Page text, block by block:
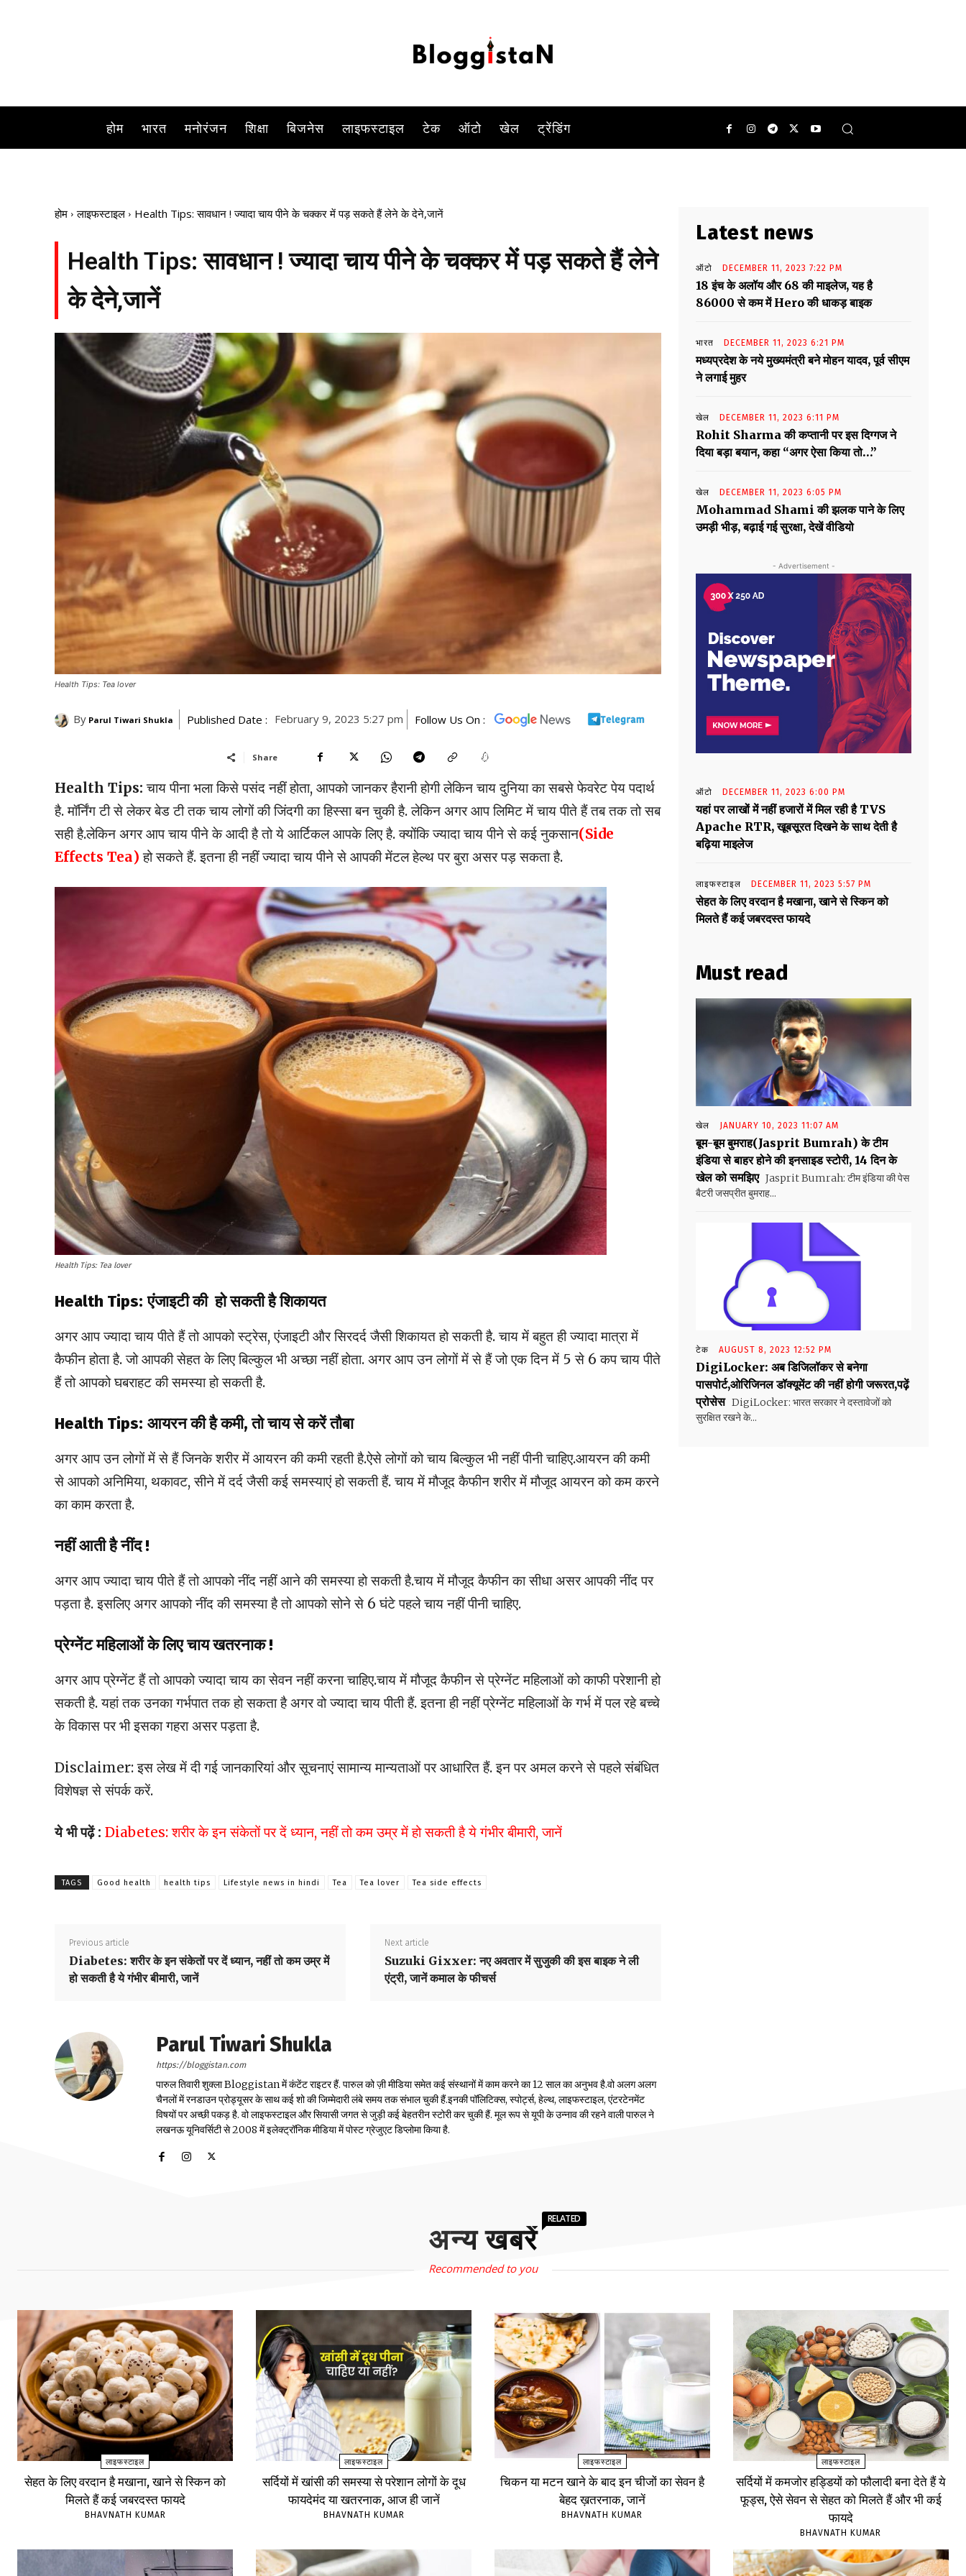
होम भारत मनोरंजन शिक्षा बिजनेस लाइफस्टाइल टेक ऑटो खेल ट्रेंडिंग
होम लाइफस्टाइल Health Tips: सावधान ! ज्यादा चाय पीने के चक्कर में पड़ सकते हैं लेने के देने,जानें
Health Tips: सावधान ! ज्यादा चाय पीने के चक्कर में पड़ सकते हैं लेने
के देने,जानें
Health Tips: Tea lover
By Parul Tiwari Shukla Published Date : February 9, 2023 5:27 pm Follow Us On :
Share
Health Tips: चाय पीना भला किसे पसंद नहीं होता, आपको जानकर हैरानी होगी लेकिन चाय दुनिया का सबसे फेवरेट पेय पदार्थ
है. मॉर्निंग टी से लेकर बेड टी तक चाय लोगों की जिंदगी का हिस्सा बन चुकी है. लेकिन अगर आप लिमिट में चाय पीते हैं तब तक तो सब
सही है.लेकिन अगर आप चाय पीने के आदी है तो ये आर्टिकल आपके लिए है. क्योंकि ज्यादा चाय पीने से कई नुकसान(Side
Effects Tea) हो सकते हैं. इतना ही नहीं ज्यादा चाय पीने से आपकी मेंटल हेल्थ पर बुरा असर पड़ सकता है.
Health Tips: Tea lover
Health Tips: एंजाइटी की हो सकती है शिकायत
अगर आप ज्यादा चाय पीते हैं तो आपको स्ट्रेस, एंजाइटी और सिरदर्द जैसी शिकायत हो सकती है. चाय में बहुत ही ज्यादा मात्रा में
कैफीन होता है. जो आपकी सेहत के लिए बिल्कुल भी अच्छा नहीं होता. अगर आप उन लोगों में से हैं जो एक दिन में 5 से 6 कप चाय पीते
हैं तो आपको घबराहट की समस्या हो सकती है.
Health Tips: आयरन की है कमी, तो चाय से करें तौबा
अगर आप उन लोगों में से हैं जिनके शरीर में आयरन की कमी रहती है.ऐसे लोगों को चाय बिल्कुल भी नहीं पीनी चाहिए.आयरन की कमी
से आपको अनिमिया, थकावट, सीने में दर्द जैसी कई समस्याएं हो सकती हैं. चाय में मौजूद कैफीन शरीर में मौजूद आयरन को कम करने
का काम करता है.
नहीं आती है नींद !
अगर आप ज्यादा चाय पीते हैं तो आपको नींद नहीं आने की समस्या हो सकती है.चाय में मौजूद कैफीन का सीधा असर आपकी नींद पर
पड़ता है. इसलिए अगर आपको नींद की समस्या है तो आपको सोने से 6 घंटे पहले चाय नहीं पीनी चाहिए.
प्रेग्नेंट महिलाओं के लिए चाय खतरनाक !
अगर आप प्रेग्नेंट हैं तो आपको ज्यादा चाय का सेवन नहीं करना चाहिए.चाय में मौजूद कैफीन से प्रेग्नेंट महिलाओं को काफी परेशानी हो
सकती है. यहां तक उनका गर्भपात तक हो सकता है अगर वो ज्यादा चाय पीती हैं. इतना ही नहीं प्रेग्नेंट महिलाओं के गर्भ में पल रहे बच्चे
के विकास पर भी इसका गहरा असर पड़ता है.
Disclaimer: इस लेख में दी गई जानकारियां और सूचनाएं सामान्य मान्यताओं पर आधारित हैं. इन पर अमल करने से पहले संबंधित
विशेषज्ञ से संपर्क करें.
ये भी पढ़ें : Diabetes: शरीर के इन संकेतों पर दें ध्यान, नहीं तो कम उम्र में हो सकती है ये गंभीर बीमारी, जानें
TAGS Good health health tips Lifestyle news in hindi Tea Tea lover Tea side effects
Previous article
Diabetes: शरीर के इन संकेतों पर दें ध्यान, नहीं तो कम उम्र में
हो सकती है ये गंभीर बीमारी, जानें
Next article
Suzuki Gixxer: नए अवतार में सुजुकी की इस बाइक ने ली
एंट्री, जानें कमाल के फीचर्स
Parul Tiwari Shukla
https://bloggistan.com
पारुल तिवारी शुक्ला Bloggistan में कंटेंट राइटर हैं. पारुल को ज़ी मीडिया समेत कई संस्थानों में काम करने का 12 साल का अनुभव है.वो अलग अलग
चैनलों में रनडाउन प्रोड्यूसर के साथ कई शो की जिम्मेदारी लंबे समय तक संभाल चुकी हैं.इनकी पॉलिटिक्स, स्पोर्ट्स, हेल्थ, लाइफस्टाइल, एंटरटेनमेंट
विषयों पर अच्छी पकड़ है. वो लाइफस्टाइल और सियासी जगत से जुड़ी कई बेहतरीन स्टोरी कर चुकी हैं. मूल रूप से यूपी के उन्नाव की रहने वाली पारुल ने
लखनऊ यूनिवर्सिटी से 2008 में इलेक्ट्रॉनिक मीडिया में पोस्ट ग्रेजुएट डिप्लोमा किया है.
Latest news
ऑटो DECEMBER 11, 2023 7:22 PM
18 इंच के अलॉय और 68 की माइलेज, यह है
86000 से कम में Hero की धाकड़ बाइक
भारत DECEMBER 11, 2023 6:21 PM
मध्यप्रदेश के नये मुख्यमंत्री बने मोहन यादव, पूर्व सीएम
ने लगाई मुहर
खेल DECEMBER 11, 2023 6:11 PM
Rohit Sharma की कप्तानी पर इस दिग्गज ने
दिया बड़ा बयान, कहा “अगर ऐसा किया तो…”
खेल DECEMBER 11, 2023 6:05 PM
Mohammad Shami की झलक पाने के लिए
उमड़ी भीड़, बढ़ाई गई सुरक्षा, देखें वीडियो
- Advertisement -
ऑटो DECEMBER 11, 2023 6:00 PM
यहां पर लाखों में नहीं हजारों में मिल रही है TVS
Apache RTR, खूबसूरत दिखने के साथ देती है
बढ़िया माइलेज
लाइफस्टाइल DECEMBER 11, 2023 5:57 PM
सेहत के लिए वरदान है मखाना, खाने से स्किन को
मिलते हैं कई जबरदस्त फायदे
Must read
खेल JANUARY 10, 2023 11:07 AM
बूम-बूम बुमराह(Jasprit Bumrah) के टीम
इंडिया से बाहर होने की इनसाइड स्टोरी, 14 दिन के
खेल को समझिए Jasprit Bumrah: टीम इंडिया की पेस
बैटरी जसप्रीत बुमराह...
टेक AUGUST 8, 2023 12:52 PM
DigiLocker: अब डिजिलॉकर से बनेगा
पासपोर्ट,ओरिजिनल डॉक्यूमेंट की नहीं होगी जरूरत,पढ़ें
प्रोसेस DigiLocker: भारत सरकार ने दस्तावेजों को
सुरक्षित रखने के...
अन्य खबरें
RELATED
Recommended to you
लाइफस्टाइल
सेहत के लिए वरदान है मखाना, खाने से स्किन को
मिलते हैं कई जबरदस्त फायदे
BHAVNATH KUMAR
लाइफस्टाइल
सर्दियों में खांसी की समस्या से परेशान लोगों के दूध
फायदेमंद या खतरनाक, आज ही जानें
BHAVNATH KUMAR
लाइफस्टाइल
चिकन या मटन खाने के बाद इन चीजों का सेवन है
बेहद ख़तरनाक, जानें
BHAVNATH KUMAR
लाइफस्टाइल
सर्दियों में कमजोर हड्डियों को फौलादी बना देते हैं ये
फूड्स, ऐसे सेवन से सेहत को मिलते हैं और भी कई
फायदे
BHAVNATH KUMAR